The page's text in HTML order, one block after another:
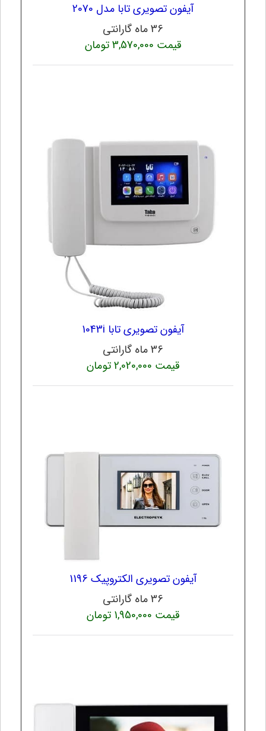
آیفون تصویری تابا مدل 2070
36 ماه گارانتی
قیمت 3,570,000 تومان
آیفون تصویری تابا 1043i
36 ماه گارانتی
قیمت 2,020,000 تومان
آیفون تصویری الکتروپیک 1196
36 ماه گارانتی
قیمت 1,950,000 تومان